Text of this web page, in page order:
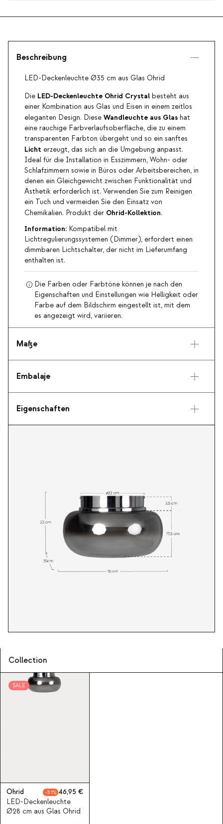
Beschreibung
LED-Deckenleuchte Ø35 cm aus Glas Ohrid
Die LED-Deckenleuchte Ohrid Crystal besteht aus
einer Kombination aus Glas und Eisen in einem zeitlos
eleganten Design. Diese Wandleuchte aus Glas hat
eine rauchige Farbverlaufsoberfläche, die zu einem
transparenten Farbton übergeht und so ein sanftes
Licht erzeugt, das sich an die Umgebung anpasst.
Ideal für die Installation in Esszimmern, Wohn- oder
Schlafzimmern sowie in Büros oder Arbeitsbereichen, in
denen ein Gleichgewicht zwischen Funktionalität und
Ästhetik erforderlich ist. Verwenden Sie zum Reinigen
ein Tuch und vermeiden Sie den Einsatz von
Chemikalien. Produkt der Ohrid-Kollektion.
Information: Kompatibel mit
Lichtregulierungssystemen (Dimmer), erfordert einen
dimmbaren Lichtschalter, der nicht im Lieferumfang
enthalten ist.
Die Farben oder Farbtöne können je nach den
Eigenschaften und Einstellungen wie Helligkeit oder
Farbe auf dem Bildschirm eingestellt ist, mit dem
es angezeigt wird, variieren.
Maße
Embalaje
Eigenschaften
Collection
SALE
Ohrid 51
46,95
LED-Deckenleuchte
Ø28 cm aus Glas Ohrid